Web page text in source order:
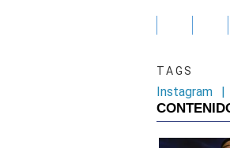
TAGS
Instagram |